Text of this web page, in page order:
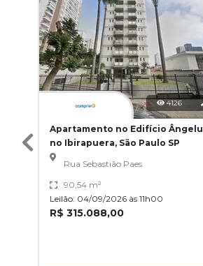
4126
Apartamento no Edifício
no Ibirapuera, São Paulo SP
Rua Sebastião Paes
90,54 m²
Leilão: 04/09/2026 às 11h00
R$ 315.088,00